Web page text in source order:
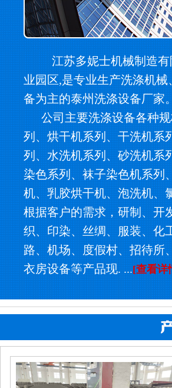
江苏多妮士机械制造有
业园区,是专业生产洗涤机
备为主的泰州洗涤设备厂家
公司主要洗涤设备各种规
列、烘干机系列、干洗机系
列、水洗机系列、砂洗机系
染色系列、袜子染色机系列
机、乳胶烘干机、泡洗机、
根据客户的需求，研制、开
织、印染、丝绸、服装、化
路、机场、度假村、招待所
衣房设备等产品现. ...[查看详